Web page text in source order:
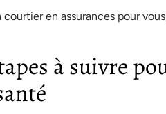
courtier en assurances pour
à suivre